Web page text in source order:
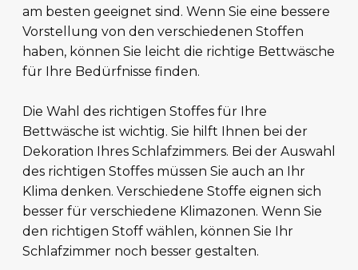
am besten geeignet sind. Wenn Sie eine bessere
Vorstellung von den verschiedenen Stoffen
haben, können Sie leicht die richtige Bettwäsche
für Ihre Bedürfnisse finden.
Die Wahl des richtigen Stoffes für Ihre
Bettwäsche ist wichtig. Sie hilft Ihnen bei der
Dekoration Ihres Schlafzimmers. Bei der Auswahl
des richtigen Stoffes müssen Sie auch an Ihr
Klima denken. Verschiedene Stoffe eignen sich
besser für verschiedene Klimazonen. Wenn Sie
den richtigen Stoff wählen, können Sie Ihr
Schlafzimmer noch besser gestalten.